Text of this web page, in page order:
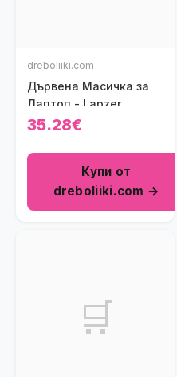
dreboliiki.com
Дървена Масичка за
Лаптоп - Lapzer
35.28€
Купи от
dreboliiki.com →
🛒